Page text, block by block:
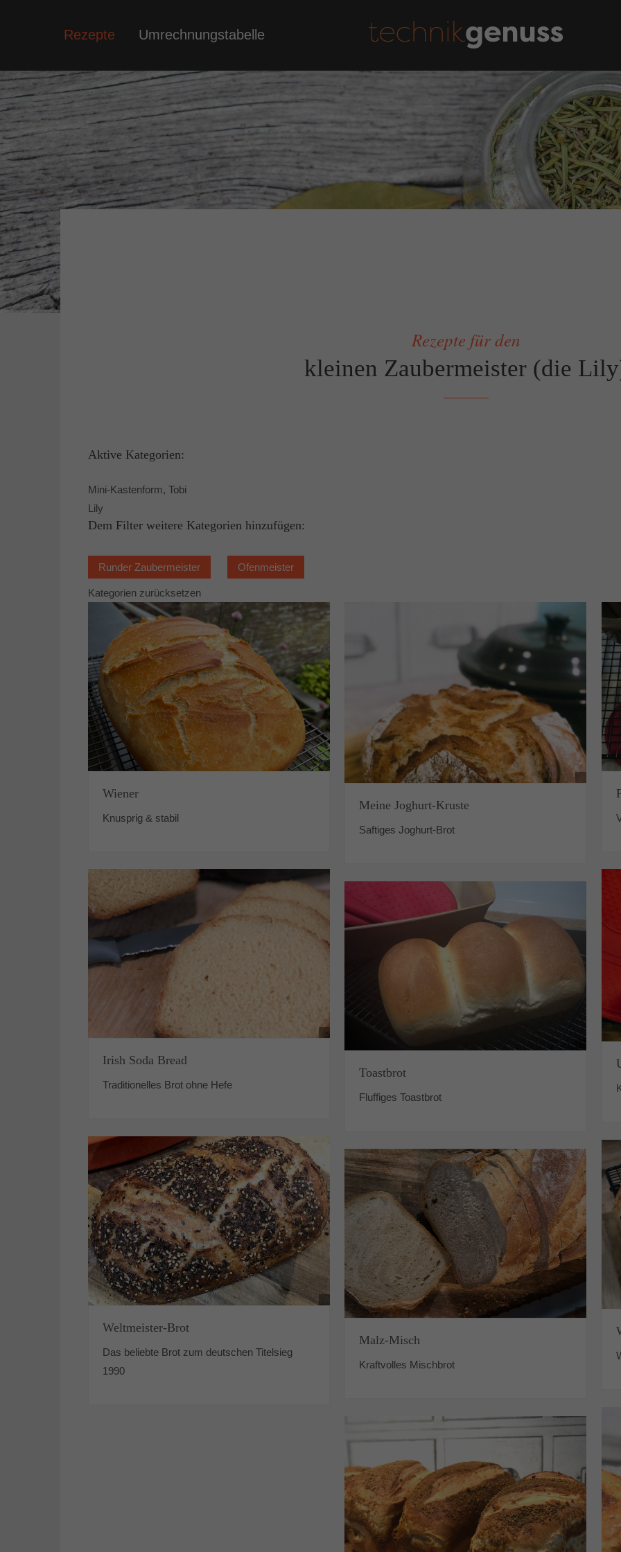
Rezepte Umrechnungstabelle
Rezepte für den
kleinen Zaubermeister (die
Aktive Kategorien:
Mini-Kastenform, Tobi
Lily
Dem Filter weitere Kategorien hinzufügen:
Runder Zaubermeister Ofenmeister
Kategorien zurücksetzen
Wiener
Knusprig & stabil
Meine Joghurt-Kruste
Saftiges Joghurt-Brot
Irish Soda Bread
Traditionelles Brot ohne Hefe
Toastbrot
Fluffiges Toastbrot
Weltmeister-Brot
Das beliebte Brot zum deutschen Titelsieg
1990
Malz-Misch
Kraftvolles Mischbrot